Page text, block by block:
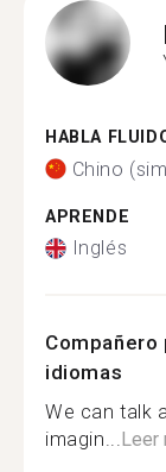
HABLA
Chino
APRENDE
Inglés
idiomas
We can talk
imagin...Leer